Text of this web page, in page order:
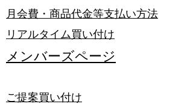
月会費・商品代金等支払い方法
リアルタイム買い付け
メンバーズページ
ご提案買い付け